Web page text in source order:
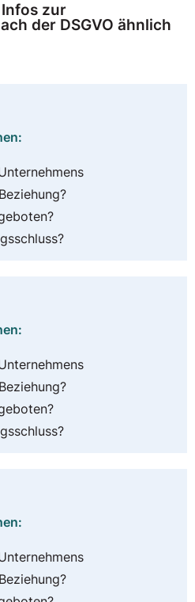
zur
der DSGVO ähnlich